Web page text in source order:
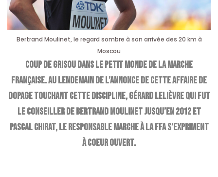
Bertrand Moulinet, le regard sombre à son arrivée des 20 km à
Moscou
Coup de grisou dans le petit monde de la marche
française. Au lendemain de l’annonce de cette affaire de
dopage touchant cette discipline, Gérard Lelièvre qui fut
le conseiller de Bertrand Moulinet jusqu’en 2012 et
Pascal Chirat, le responsable marche à la FFA s’expriment
à coeur ouvert.